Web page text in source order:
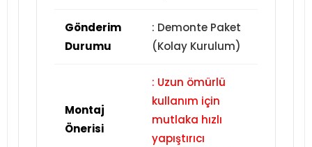
Gönderim
Durumu
: Demonte Paket
(Kolay Kurulum)
Montaj
Önerisi
: Uzun ömürlü
kullanım için
mutlaka hızlı
yapıştırıcı